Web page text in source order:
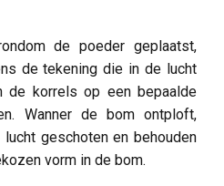
de poeder geplaatst,
de tekening die in de lucht
de korrels op een bepaalde
Wanner de bom ontploft,
geschoten en behouden
vorm in de bom.